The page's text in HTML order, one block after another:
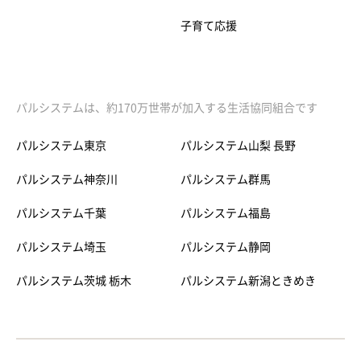
子育て応援
パルシステムは、約170万世帯が加入する生活協同組合です
パルシステム東京
パルシステム神奈川
パルシステム千葉
パルシステム埼玉
パルシステム茨城 栃木
パルシステム山梨 長野
パルシステム群馬
パルシステム福島
パルシステム静岡
パルシステム新潟ときめき